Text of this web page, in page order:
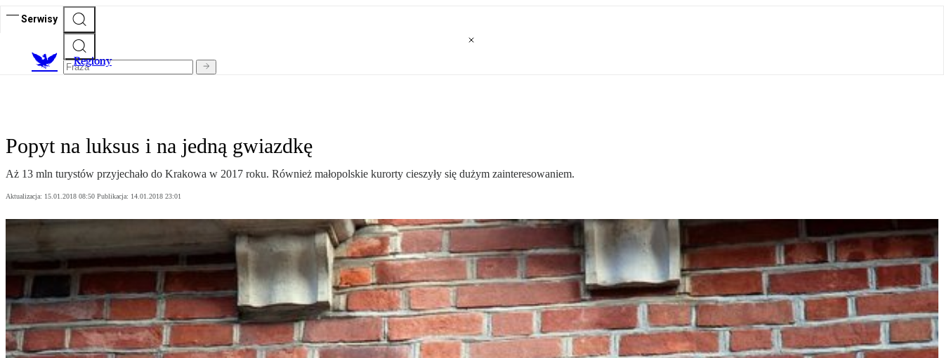
Serwisy
Regiony
Popyt na luksus i na jedną gwiazdkę
Aż 13 mln turystów przyjechało do Krakowa w 2017 roku. Również małopolskie kurorty cieszyły się dużym zainteresowaniem.
Aktualizacja: 15.01.2018 08:50 Publikacja: 14.01.2018 23:01